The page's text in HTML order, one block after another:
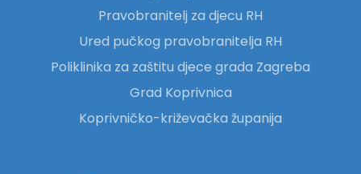
Pravobranitelj za djecu RH
Ured pučkog pravobranitelja RH
Poliklinika za zaštitu djece grada Zagreba
Grad Koprivnica
Koprivničko-križevačka županija